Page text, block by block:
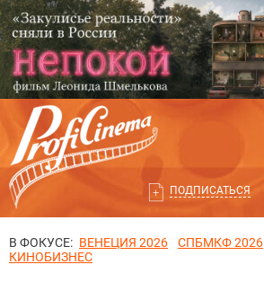
ПОДПИСАТЬСЯ
В ФОКУСЕ: ВЕНЕЦИЯ 2026 СПБМКФ 2026
КИНОБИЗНЕС